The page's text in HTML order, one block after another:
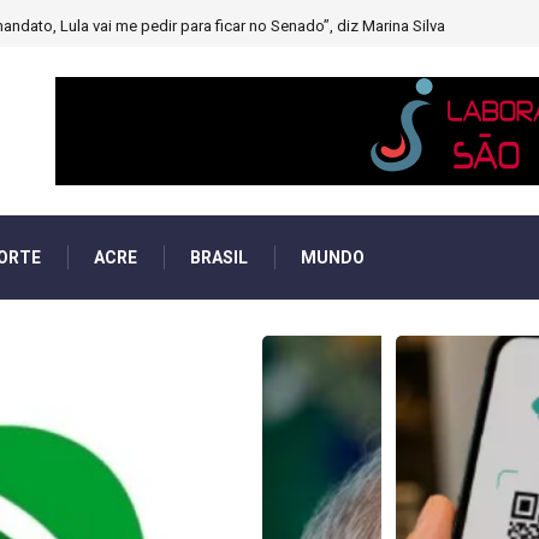
forte’ diminuindo chuvas e provocando secas de rios
ACRE BRASIL MUNDO